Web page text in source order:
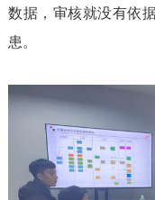
数据，审核就没有依
患。